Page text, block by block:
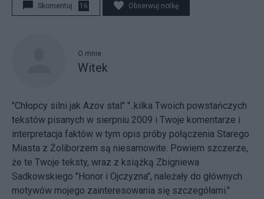
Skomentuj 16 Obserwuj notkę
O mnie
Witek
"Chłopcy silni jak Azov stal" "..kilka Twoich powstańczych
tekstów pisanych w sierpniu 2009 i Twoje komentarze i
interpretacja faktów w tym opis próby połączenia Starego
Miasta z Żoliborzem są niesamowite. Powiem szczerze,
że te Twoje teksty, wraz z książką Zbigniewa
Sadkowskiego "Honor i Ojczyzna", należały do głównych
motywów mojego zainteresowania się szczegółami."